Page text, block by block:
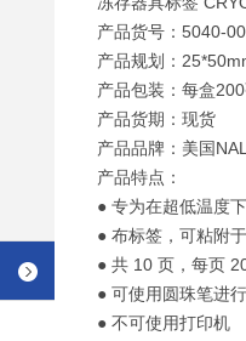
产品货号：5040-
产品规划：
产品包装：每盒
产品货期：现货
产品品牌：美国
产品特点：
● 专为在超低温度
● 布标签，可粘附
● 共 10 页，每页
● 可使用圆珠笔进
● 不可使用打印机